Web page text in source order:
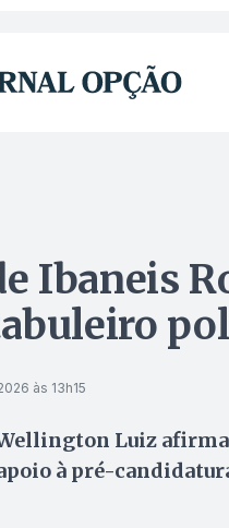
Ibaneis
às 13h15
Luiz
à pré-